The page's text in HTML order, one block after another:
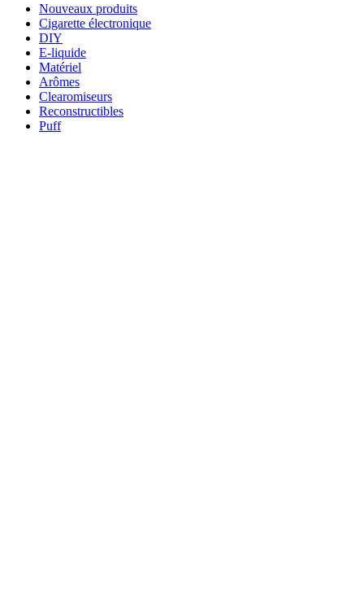
Nouveaux produits
Cigarette électronique
DIY
E-liquide
Matériel
Arômes
Clearomiseurs
Reconstructibles
Puff